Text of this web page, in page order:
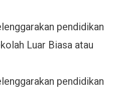
pendidikan
Luar Biasa atau
pendidikan